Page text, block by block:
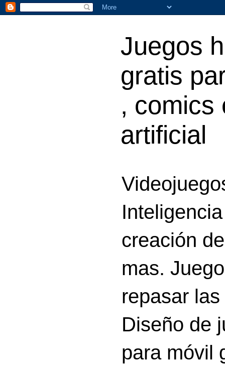
Juegos
gratis
, comics
artificial
creación
mas.
repasar
Diseño de
para móvil